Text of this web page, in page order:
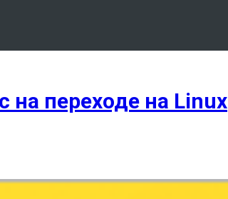
на переходе на Linux